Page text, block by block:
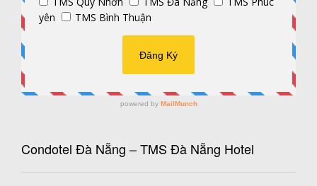
Condotel Đà Nẵng – TMS Đà Nẵng Hotel